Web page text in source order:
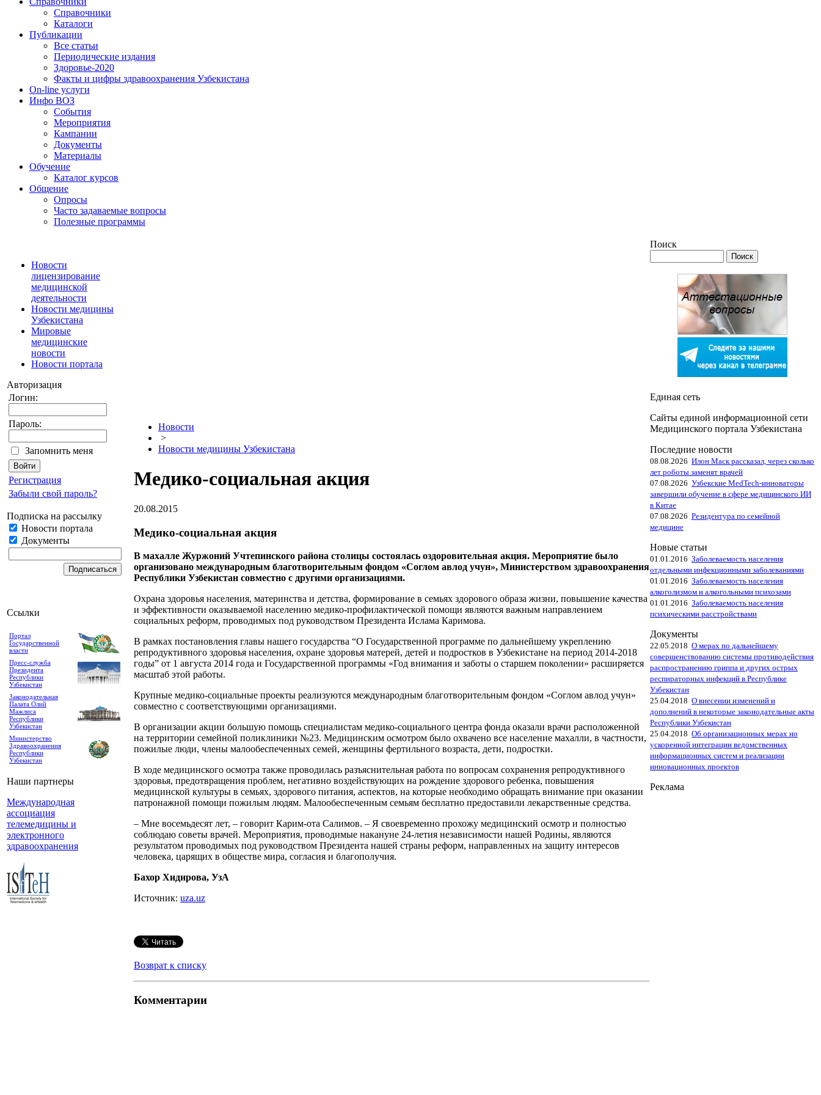
Справочники
Каталоги
Публикации
Все статьи
Периодические издания
Здоровье-2020
Факты и цифры здравоохранения Узбекистана
On-line услуги
Инфо ВОЗ
События
Мероприятия
Кампании
Документы
Материалы
Обучение
Каталог курсов
Общение
Опросы
Часто задаваемые вопросы
Полезные программы
Новости
лицензирование
медицинской
деятельности
Новости медицины
Узбекистана
Мировые
медицинские
новости
Новости портала
Авторизация
Логин:
Пароль:
Запомнить меня
Регистрация
Забыли свой пароль?
Подписка на рассылку
Новости портала
Документы
Ссылки
Портал
Государственной
власти
Пресс-служба
Президента
Республики
Узбекистан
Законодательная
Палата Олий
Мажлиса
Республики
Узбекистан
Министерство
Здравоохранения
Республики
Узбекистан
Наши партнеры
Международная
ассоциация
телемедицины и
электронного
здравоохранения
Новости
>
Новости медицины Узбекистана
Медико-социальная акция
20.08.2015
Медико-социальная акция
В махалле Журжоний Учтепинского района столицы состоялась оздоровительная акция. Мероприятие было
организовано международным благотворительным фондом «Соглом авлод учун», Министерством здравоохранения
Республики Узбекистан совместно с другими организациями.
Охрана здоровья населения, материнства и детства, формирование в семьях здорового образа жизни, повышение качества
и эффективности оказываемой населению медико-профилактической помощи являются важным направлением
социальных реформ, проводимых под руководством Президента Ислама Каримова.
В рамках постановления главы нашего государства “О Государственной программе по дальнейшему укреплению
репродуктивного здоровья населения, охране здоровья матерей, детей и подростков в Узбекистане на период 2014-2018
годы” от 1 августа 2014 года и Государственной программы «Год внимания и заботы о старшем поколении» расширяется
масштаб этой работы.
Крупные медико-социальные проекты реализуются международным благотворительным фондом «Соглом авлод учун»
совместно с соответствующими организациями.
В организации акции большую помощь специалистам медико-социального центра фонда оказали врачи расположенной
на территории семейной поликлиники №23. Медицинским осмотром было охвачено все население махалли, в частности,
пожилые люди, члены малообеспеченных семей, женщины фертильного возраста, дети, подростки.
В ходе медицинского осмотра также проводилась разъяснительная работа по вопросам сохранения репродуктивного
здоровья, предотвращения проблем, негативно воздействующих на рождение здорового ребенка, повышения
медицинской культуры в семьях, здорового питания, аспектов, на которые необходимо обращать внимание при оказании
патронажной помощи пожилым людям. Малообеспеченным семьям бесплатно предоставили лекарственные средства.
– Мне восемьдесят лет, – говорит Карим-ота Салимов. – Я своевременно прохожу медицинский осмотр и полностью
соблюдаю советы врачей. Мероприятия, проводимые накануне 24-летия независимости нашей Родины, являются
результатом проводимых под руководством Президента нашей страны реформ, направленных на защиту интересов
человека, царящих в обществе мира, согласия и благополучия.
Бахор Хидирова, УзА
Источник: uza.uz
Возврат к списку
Комментарии
Поиск
Единая сеть
Сайты единой информационной сети
Медицинского портала Узбекистана
Последние новости
08.08.2026 Илон Маск рассказал, через сколько
лет роботы заменят врачей
07.08.2026 Узбекские MedTech-инноваторы
завершили обучение в сфере медицинского ИИ
в Китае
07.08.2026 Резидентура по семейной
медицине
Новые статьи
01.01.2016 Заболеваемость населения
отдельными инфекционными заболеваниями
01.01.2016 Заболеваемость населения
алкоголизмом и алкогольными психозами
01.01.2016 Заболеваемость населения
психическими расстройствами
Документы
22.05.2018 О мерах по дальнейшему
совершенствованию системы противодействия
распространению гриппа и других острых
респираторных инфекций в Республике
Узбекистан
25.04.2018 О внесении изменений и
дополнений в некоторые законодательные акты
Республики Узбекистан
25.04.2018 Об организационных мерах но
ускоренной интеграции ведомственных
информационных систем и реализации
инновационных проектов
Реклама